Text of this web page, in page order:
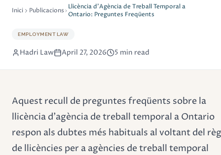
Inici Publicacions Llicència d'Agència de Treball Temporal a
Ontario: Preguntes Freqüents
EMPLOYMENT LAW
Hadri Law April 27, 2026 5 min read
Aquest recull de preguntes freqüents sobre la
llicència d'agència de treball temporal a Ontario
respon als dubtes més habituals al voltant del
de llicències per a agències de treball temporal